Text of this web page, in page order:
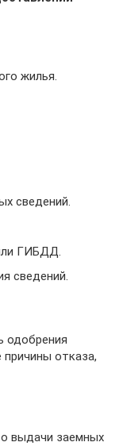
жилья.
сведений.
ГИБДД.
сведений.
одобрения
отказа,
выдачи заемных